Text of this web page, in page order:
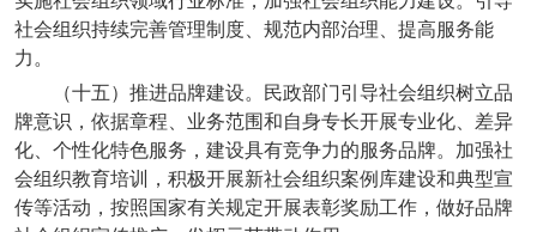
社会组织持续完善管理制度、规范内部治理、提高服务能
力。
（十五）推进品牌建设。民政部门引导社会组织树立品
牌意识，依据章程、业务范围和自身专长开展专业化、差异
化、个性化特色服务，建设具有竞争力的服务品牌。加强社
会组织教育培训，积极开展新社会组织案例库建设和典型宣
传等活动，按照国家有关规定开展表彰奖励工作，做好品牌